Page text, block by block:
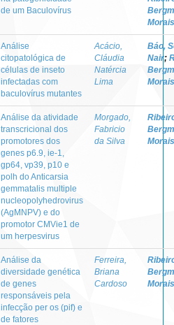
de um Baculovírus
Morais
Análise
citopatológica de
células de inseto
infectadas com
baculovírus mutantes
Acácio,
Cláudia
Natércia
Lima
Báo,
Nair;
Morais
Análise da atividade
transcricional dos
promotores dos
genes p6.9, ie-1,
gp64, vp39, p10 e
polh do Anticarsia
gemmatalis multiple
nucleopolyhedrovirus
(AgMNPV) e do
promotor CMVie1 de
um herpesvirus
Morgado,
Fabricio
da Silva
Morais
Análise da
diversidade genética
de genes
responsáveis pela
infecção per os (pif) e
de fatores
Ferreira,
Briana
Cardoso
Morais